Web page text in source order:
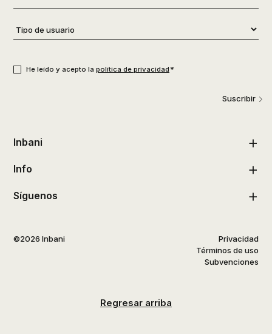
Tipo
de
He leído y acepto la política de privacidad*
Suscribir
Inbani
Info
Síguenos
©2026 Inbani
Privacidad
Términos de uso
Subvenciones
Regresar arriba